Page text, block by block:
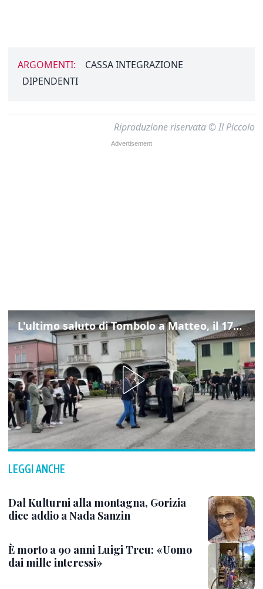
ARGOMENTI:
CASSA INTEGRAZIONE
DIPENDENTI
Riproduzione riservata © Il Piccolo
L'ultimo saluto di Tombolo a Matteo, il 17enne morto di tumore. Il video
LEGGI ANCHE
Dal Kulturni alla montagna, Gorizia
dice addio a Nada Sanzin
È morto a 90 anni Luigi Treu: «Uomo
dai mille interessi»